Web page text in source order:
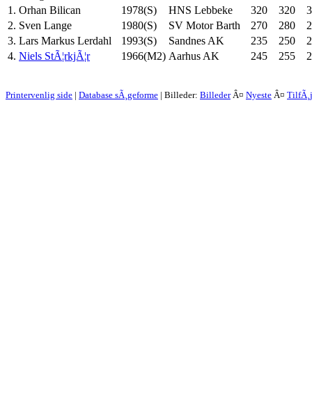
1. Orhan Bilican 1978(S) HNS Lebbeke 320 320
2. Sven Lange 1980(S) SV Motor Barth 270 280
3. Lars Markus Lerdahl 1993(S) Sandnes AK 235 250
4. Niels StÃ¦rkjÃ¦r 1966(M2) Aarhus AK 245 255
Printervenlig side | Database sÃ¸geforme | Billeder: BillederÂ¤ Nyeste Â¤ TilfÃ¸j